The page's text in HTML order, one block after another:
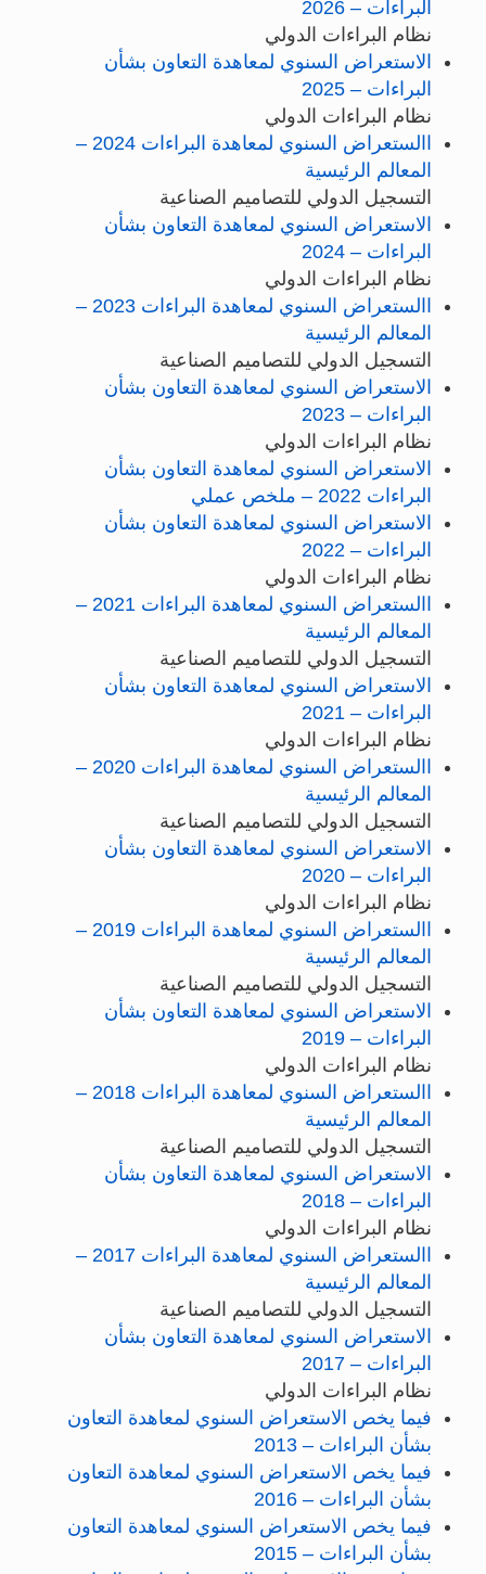
البراءات – 2026
نظام البراءات الدولي
الاستعراض السنوي لمعاهدة التعاون بشأن
البراءات – 2025
نظام البراءات الدولي
االستعراض السنوي لمعاهدة البراءات 2024 –
المعالم الرئيسية
التسجيل الدولي للتصاميم الصناعية
الاستعراض السنوي لمعاهدة التعاون بشأن
البراءات – 2024
نظام البراءات الدولي
االستعراض السنوي لمعاهدة البراءات 2023 –
المعالم الرئيسية
التسجيل الدولي للتصاميم الصناعية
الاستعراض السنوي لمعاهدة التعاون بشأن
البراءات – 2023
نظام البراءات الدولي
الاستعراض السنوي لمعاهدة التعاون بشأن
البراءات 2022 – ملخص عملي
الاستعراض السنوي لمعاهدة التعاون بشأن
البراءات – 2022
نظام البراءات الدولي
االستعراض السنوي لمعاهدة البراءات 2021 –
المعالم الرئيسية
التسجيل الدولي للتصاميم الصناعية
الاستعراض السنوي لمعاهدة التعاون بشأن
البراءات – 2021
نظام البراءات الدولي
االستعراض السنوي لمعاهدة البراءات 2020 –
المعالم الرئيسية
التسجيل الدولي للتصاميم الصناعية
الاستعراض السنوي لمعاهدة التعاون بشأن
البراءات – 2020
نظام البراءات الدولي
االستعراض السنوي لمعاهدة البراءات 2019 –
المعالم الرئيسية
التسجيل الدولي للتصاميم الصناعية
الاستعراض السنوي لمعاهدة التعاون بشأن
البراءات – 2019
نظام البراءات الدولي
االستعراض السنوي لمعاهدة البراءات 2018 –
المعالم الرئيسية
التسجيل الدولي للتصاميم الصناعية
الاستعراض السنوي لمعاهدة التعاون بشأن
البراءات – 2018
نظام البراءات الدولي
االستعراض السنوي لمعاهدة البراءات 2017 –
المعالم الرئيسية
التسجيل الدولي للتصاميم الصناعية
الاستعراض السنوي لمعاهدة التعاون بشأن
البراءات – 2017
نظام البراءات الدولي
فيما يخص الاستعراض السنوي لمعاهدة التعاون
بشأن البراءات – 2013
فيما يخص الاستعراض السنوي لمعاهدة التعاون
بشأن البراءات – 2016
فيما يخص الاستعراض السنوي لمعاهدة التعاون
بشأن البراءات – 2015